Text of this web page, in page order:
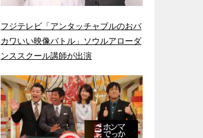
フジテレビ「アンタッチャブルのおバ
カワいい映像バトル」ソウルアローダ
ンススクール講師が出演